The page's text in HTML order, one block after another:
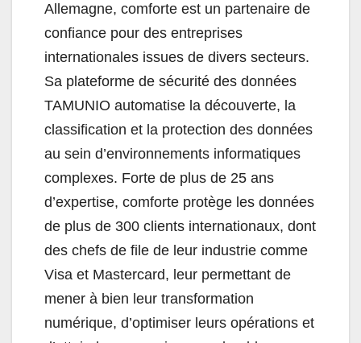
Allemagne, comforte est un partenaire de
confiance pour des entreprises
internationales issues de divers secteurs.
Sa plateforme de sécurité des données
TAMUNIO automatise la découverte, la
classification et la protection des données
au sein d’environnements informatiques
complexes. Forte de plus de 25 ans
d’expertise, comforte protège les données
de plus de 300 clients internationaux, dont
des chefs de file de leur industrie comme
Visa et Mastercard, leur permettant de
mener à bien leur transformation
numérique, d’optimiser leurs opérations et